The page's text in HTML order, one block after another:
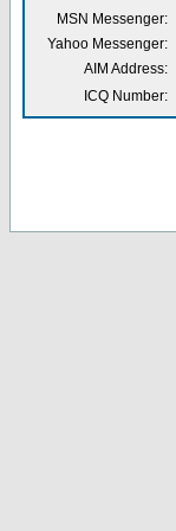
MSN Messenger:
Yahoo Messenger:
AIM Address:
ICQ Number: